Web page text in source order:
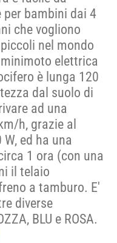
per bambini dai 4
che vogliono
nel mondo
elettrica
è lunga 120
dal suolo di
ad una
h, grazie al
ed ha una
1 ora (con una
il telaio
a tamburo. E'
diverse
BLU e ROSA.